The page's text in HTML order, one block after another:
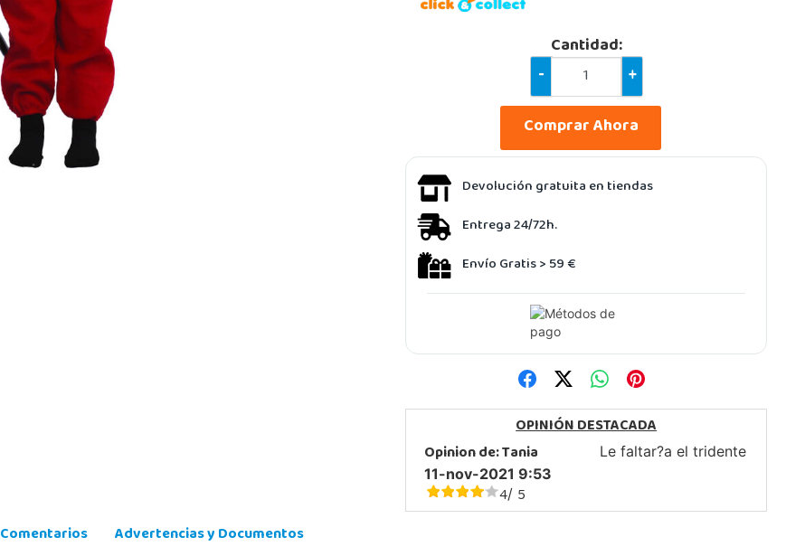
Cantidad:
-
+
Comprar Ahora
Devolución gratuita en tiendas
Entrega 24/72h.
Envío Gratis > 59 €
OPINIÓN DESTACADA
Opinion de:Tania
11-nov-2021 9:53
4/ 5
Le faltar?a el tridente
Comentarios
Advertencias y Documentos